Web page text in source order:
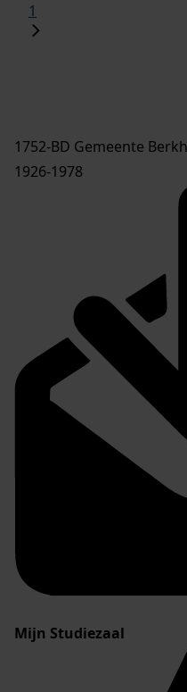
1
1752-BD Gemeente
1926-1978
Mijn Studiezaal